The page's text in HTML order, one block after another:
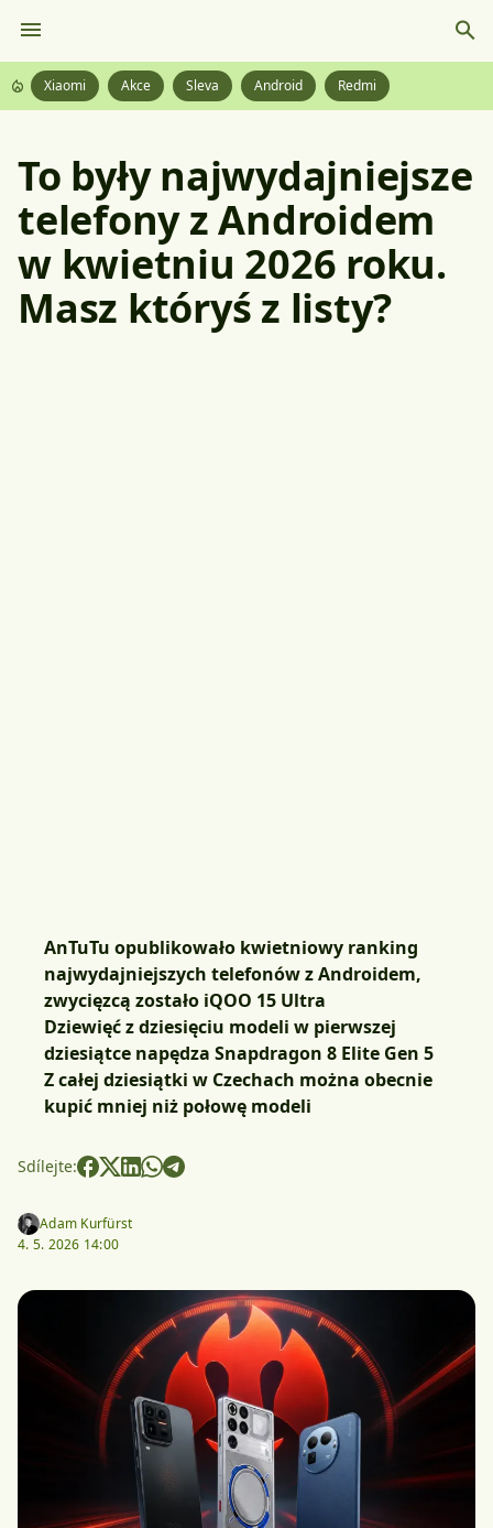
Xiaomi Akce Sleva Android Redmi
To były najwydajniejsze
telefony z Androidem
w kwietniu 2026 roku.
Masz któryś z listy?
AnTuTu opublikowało kwietniowy ranking
najwydajniejszych telefonów z Androidem,
zwycięzcą zostało iQOO 15 Ultra
Dziewięć z dziesięciu modeli w pierwszej
dziesiątce napędza Snapdragon 8 Elite Gen 5
Z całej dziesiątki w Czechach można obecnie
kupić mniej niż połowę modeli
Sdílejte:
Adam Kurfürst
4. 5. 2026 14:00